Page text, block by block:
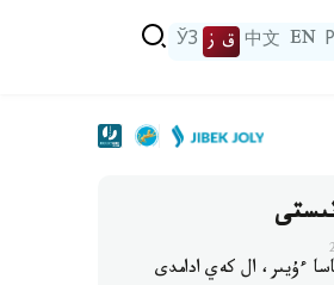
EN
中文 ق ز ЎЗ
ءۇيىر، ال كەي ادامدى